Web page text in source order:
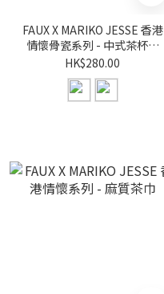
FAUX X MARIKO JESSE 香港
情懷骨瓷系列 - 中式茶杯套
裝 (一套兩件)
HK$280.00